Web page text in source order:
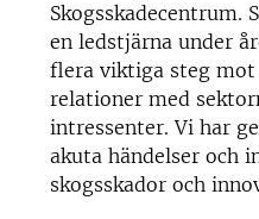
Skogsskadecentrum.
en ledstjärna under
flera viktiga steg
relationer med
intressenter. Vi har
akuta händelser och
skogsskador och